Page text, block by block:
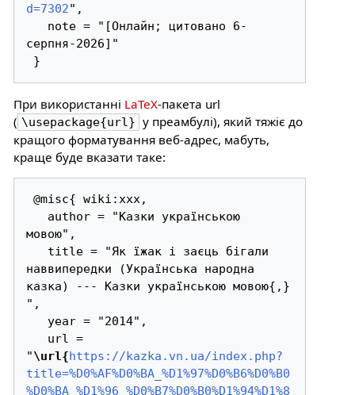
d=7302",
серпня-2026]"
При використанні LaTeX-пакета url
( \usepackage{url} у преамбулі), який тяжіє до
кращого форматування веб-адрес, мабуть,
краще буде вказати таке:
@misc{ wiki:xxx,
мовою",
наввипередки (Українська народна
казка) --- Казки українською мовою{,}
",
"\url{https://kazka.vn.ua/index.php?
title=%D0%AF%D0%BA_%D1%97%D0%B6%D0%B0
%D0%BA_%D1%96_%D0%B7%D0%B0%D1%94%D1%8